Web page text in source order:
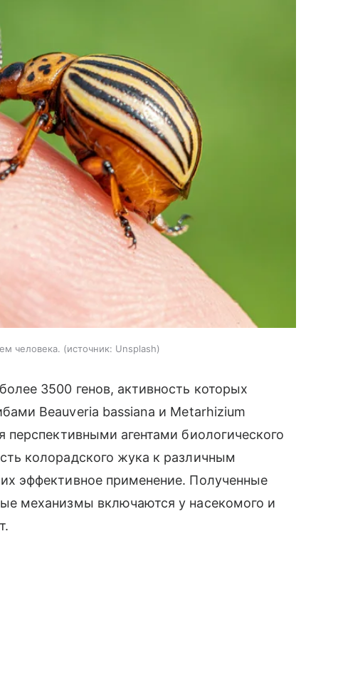
человека. источник: Unsplash
3500 генов, активность которых
Beauveria bassiana и Metarhizium
агентами биологического
колорадского жука к различным
эффективное применение. Полученные
механизмы включаются у насекомого и